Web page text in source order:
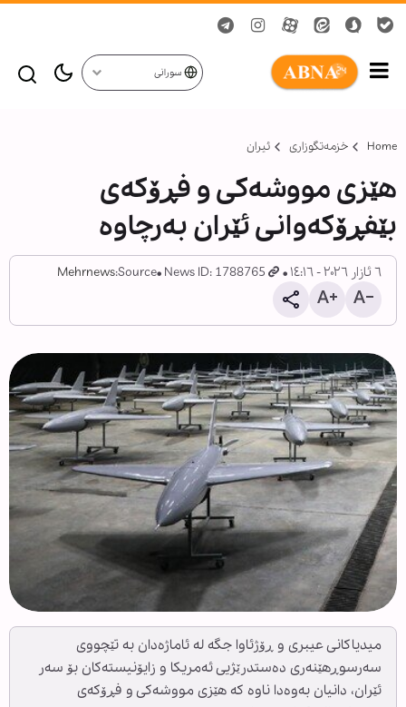
سورانی
Home خزمەتگوزاری ئیران
هێزی مووشەکی و فڕۆکەی
بێفڕۆکەوانی ئێران بەرچاوە
٦ ئازار ٢٠٢٦ - ١٤:١٦ News ID: 1788765
Source:
Mehrnews
میدیاکانی عیبری و ڕۆژئاوا جگە لە ئاماژەدان بە تێچووی
سەرسوڕهێنەری دەستدرێژیی ئەمریکا و زایۆنیستەکان بۆ سەر
ئێران، دانیان بەوەدا ناوە کە هێزی مووشەکی و فڕۆکەی